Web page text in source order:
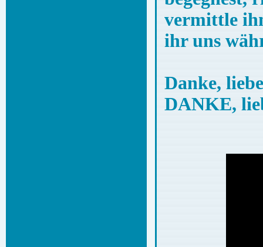
vermittle
ihr uns
Danke,
DANKE,